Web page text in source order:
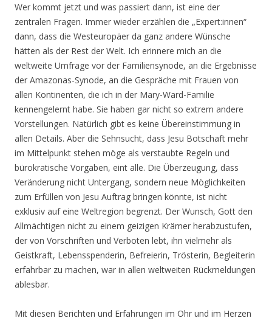
Wer kommt jetzt und was passiert dann, ist eine der
zentralen Fragen. Immer wieder erzählen die „Expert:innen“
dann, dass die Westeuropäer da ganz andere Wünsche
hätten als der Rest der Welt. Ich erinnere mich an die
weltweite Umfrage vor der Familiensynode, an die Ergebnisse
der Amazonas-Synode, an die Gespräche mit Frauen von
allen Kontinenten, die ich in der Mary-Ward-Familie
kennengelernt habe. Sie haben gar nicht so extrem andere
Vorstellungen. Natürlich gibt es keine Übereinstimmung in
allen Details. Aber die Sehnsucht, dass Jesu Botschaft mehr
im Mittelpunkt stehen möge als verstaubte Regeln und
bürokratische Vorgaben, eint alle. Die Überzeugung, dass
Veränderung nicht Untergang, sondern neue Möglichkeiten
zum Erfüllen von Jesu Auftrag bringen könnte, ist nicht
exklusiv auf eine Weltregion begrenzt. Der Wunsch, Gott den
Allmächtigen nicht zu einem geizigen Krämer herabzustufen,
der von Vorschriften und Verboten lebt, ihn vielmehr als
Geistkraft, Lebensspenderin, Befreierin, Trösterin, Begleiterin
erfahrbar zu machen, war in allen weltweiten Rückmeldungen
ablesbar.
Mit diesen Berichten und Erfahrungen im Ohr und im Herzen